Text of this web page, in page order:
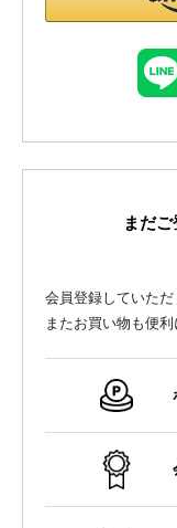
まだ
会員登録していただ
またお買い物も便利